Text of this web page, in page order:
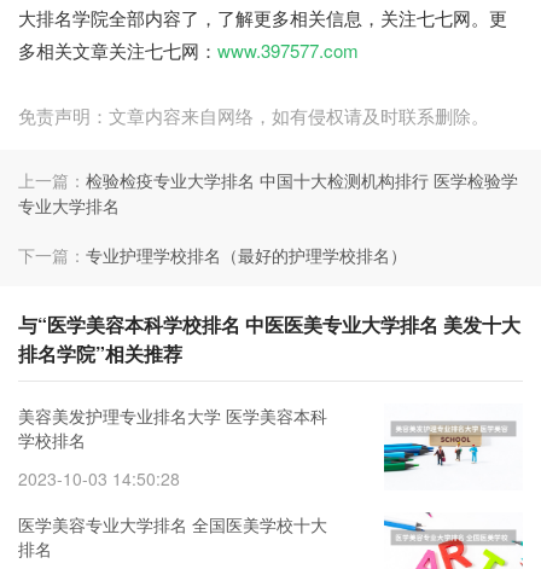
大排名学院全部内容了，了解更多相关信息，关注七七网。更
多相关文章关注七七网： www.397577.com
免责声明：文章内容来自网络，如有侵权请及时联系删除。
上一篇： 检验检疫专业大学排名 中国十大检测机构排行 医学检验学
专业大学排名
下一篇： 专业护理学校排名（最好的护理学校排名）
与“医学美容本科学校排名 中医医美专业大学排名 美发十大
排名学院”相关推荐
美容美发护理专业排名大学 医学美容本科
学校排名
2023-10-03 14:50:28
医学美容专业大学排名 全国医美学校十大
排名